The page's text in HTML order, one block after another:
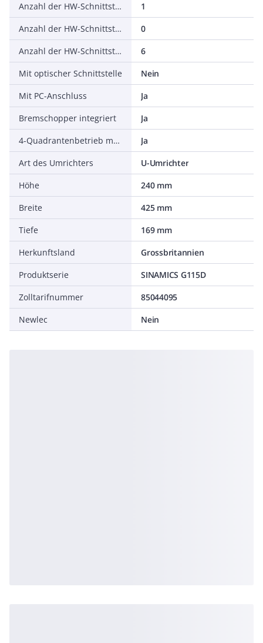
Anzahl der HW-Schnittstellen USB
1
Anzahl der HW-Schnittstellen parallel
0
Anzahl der HW-Schnittstellen sonstige
6
Mit optischer Schnittstelle
Nein
Mit PC-Anschluss
Ja
Bremschopper integriert
Ja
4-Quadrantenbetrieb möglich
Ja
Art des Umrichters
U-Umrichter
Höhe
240 mm
Breite
425 mm
Tiefe
169 mm
Herkunftsland
Grossbritannien
Produktserie
SINAMICS G115D
Zolltarifnummer
85044095
Newlec
Nein